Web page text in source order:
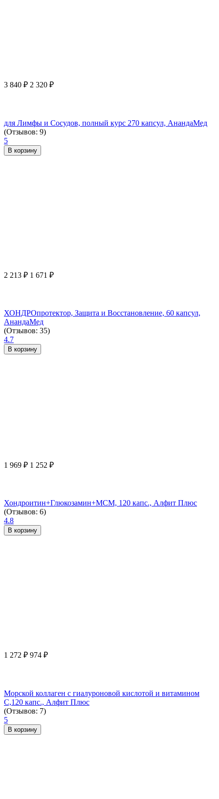
3 840 ₽ 2 320 ₽
для Лимфы и Сосудов, полный курс 270 капсул, АнандаМед
(Отзывов: 9)
5
В корзину
2 213 ₽ 1 671 ₽
ХОНДРОпротектор, Защита и Восстановление, 60 капсул,
АнандаМед
(Отзывов: 35)
4.7
В корзину
1 969 ₽ 1 252 ₽
Хондроитин+Глюкозамин+МСМ, 120 капс., Алфит Плюс
(Отзывов: 6)
4.8
В корзину
1 272 ₽ 974 ₽
Морской коллаген с гиалуроновой кислотой и витамином
С,120 капс., Алфит Плюс
(Отзывов: 7)
5
В корзину